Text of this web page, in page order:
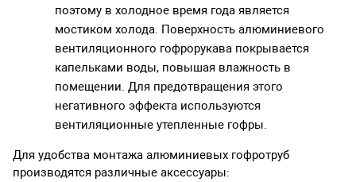
поэтому в холодное время года является
мостиком холода. Поверхность алюминиевого
вентиляционного гофрорукава покрывается
капельками воды, повышая влажность в
помещении. Для предотвращения этого
негативного эффекта используются
вентиляционные утепленные гофры.
Для удобства монтажа алюминиевых гофротруб
производятся различные аксессуары: